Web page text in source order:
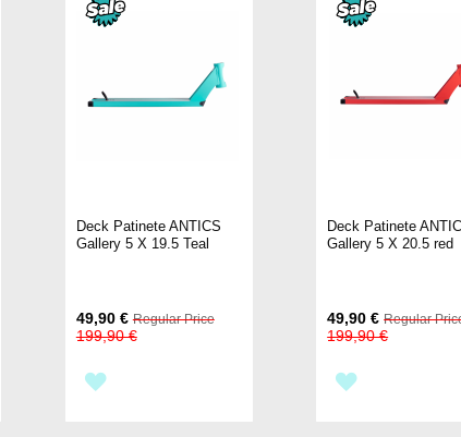
Deck Patinete ANTICS
Gallery 5 X 19.5 Teal
Special
Price
49,90 € Regular Price
199,90 €
Deck Patinete
Gallery 5 X 20.5 red
Special
Price
49,90 € Regular
199,90 €